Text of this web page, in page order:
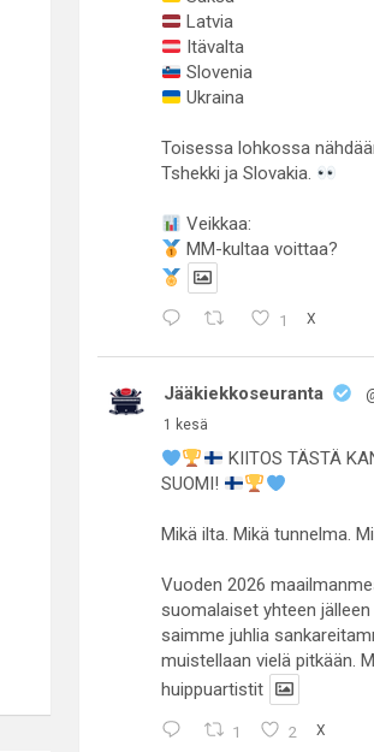
Latvia
Itävalta
Slovenia
Ukraina
Toisessa lohkossa
Tshekki ja Slovakia.
Veikkaa:
MM-kultaa voittaa?
1 X
Jääkiekkoseuranta
1 kesä
KIITOS TÄSTÄ
SUOMI!
Mikä ilta. Mikä tunnelma.
Vuoden 2026
suomalaiset yhteen
saimme juhlia
muistellaan vielä pitkään.
huippuartistit
1 2 X